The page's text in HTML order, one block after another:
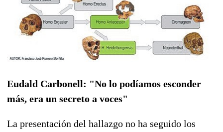
Eudald Carbonell: "No lo podíamos esconder
más, era un secreto a voces"
La presentación del hallazgo no ha seguido los